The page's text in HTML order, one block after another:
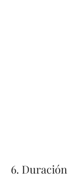
6. Duración